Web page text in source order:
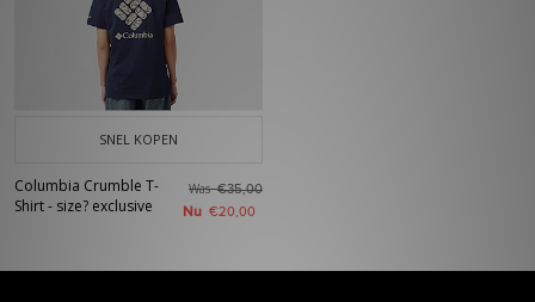
SNEL KOPEN
Columbia Crumble T-
Shirt - size? exclusive
Was€35,00
Nu €20,00